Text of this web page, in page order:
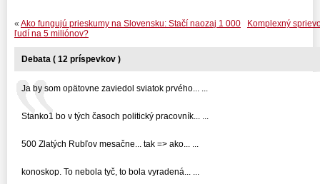
Komplexný
« Ako fungujú prieskumy na Slovensku: Stačí naozaj 1 000
ľudí na 5 miliónov?
Debata ( 12 príspevkov )
Ja by som opätovne zaviedol sviatok prvého... ...
Stanko1 bo v tých časoch politický pracovník... ...
500 Zlatých Rubľov mesačne... tak => ako... ...
konoskop. To nebola tyč, to bola vyradená... ...